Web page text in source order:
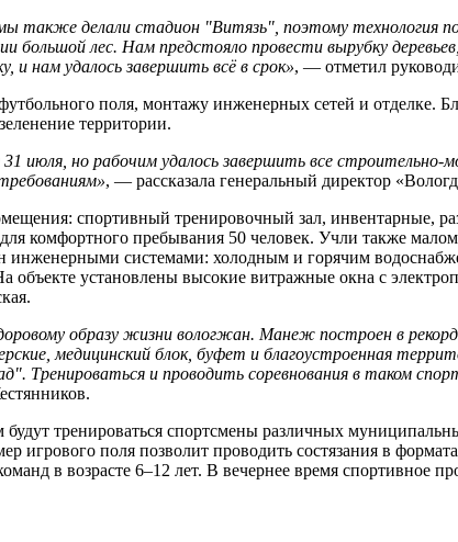
также делали стадион "Витязь", поэтому технология
большой лес. Нам предстояло провести вырубку
и нам удалось завершить всё в срок», — отметил
поля, монтажу инженерных сетей и
территории.
но рабочим удалось завершить все
, — рассказала генеральный директор
спортивный тренировочный зал, инвентарные,
комфортного пребывания 50 человек. Учли также
инженерными системами: холодным и горячим
объекте установлены высокие витражные окна с
образу жизни вологжан. Манеж построен в
медицинский блок, буфет и благоустроенная
Тренироваться и проводить соревнования в таком
тренироваться спортсмены различных
игрового поля позволит проводить состязания в
в возрасте 6–12 лет. В вечернее время спортивное